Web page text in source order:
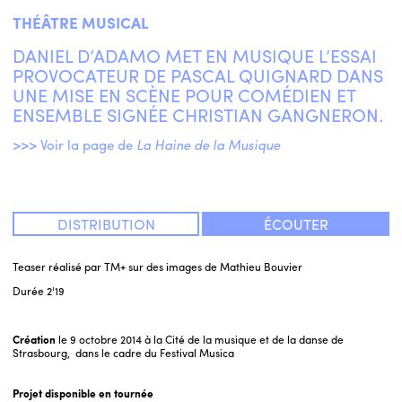
Teaser réalisé par TM+ sur des images de Mathieu Bouvier
Durée2'19
THÉÂTRE MUSICAL
DANIEL D’ADAMO MET EN MUSIQUE L’ESSAI
PROVOCATEUR DE PASCAL QUIGNARD DANS
UNE MISE EN SCÈNE POUR COMÉDIEN ET
ENSEMBLE SIGNÉE CHRISTIAN GANGNERON.
>>> Voir la page de La Haine de la Musique
DISTRIBUTION ÉCOUTER
Création le 9 octobre 2014 à la Cité de la musique et de la danse de
Strasbourg, dans le cadre du Festival Musica
Projet disponible en tournée